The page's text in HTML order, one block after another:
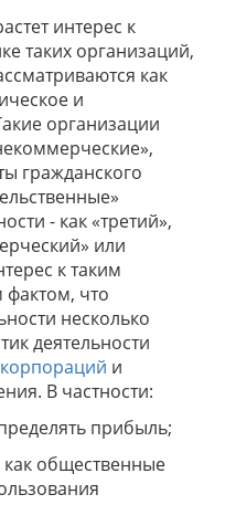
интерес к
таких организаций,
как
и
организации
гражданского
- как «третий»,
или
к таким
что
несколько
деятельности
корпораций и
В частности:
прибыль;
общественные